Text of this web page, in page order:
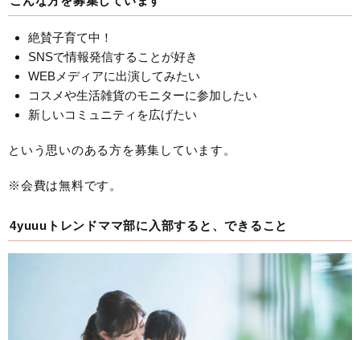
絶賛子育て中！
SNSで情報発信することが好き
WEBメディアに出演してみたい
コスメや生活雑貨のモニターに参加したい
新しいコミュニティを広げたい
という思いのある方を募集しています。
※会費は無料です。
4yuuuトレンドママ部に入部すると、できること